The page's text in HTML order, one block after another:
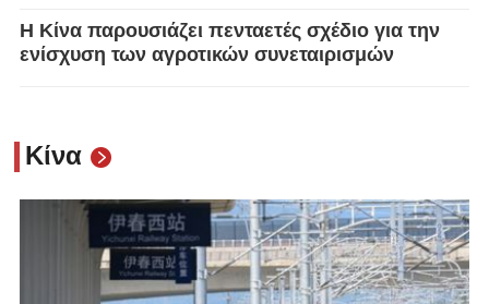
Η Κίνα παρουσιάζει πενταετές σχέδιο για την
ενίσχυση των αγροτικών συνεταιρισμών
Κίνα